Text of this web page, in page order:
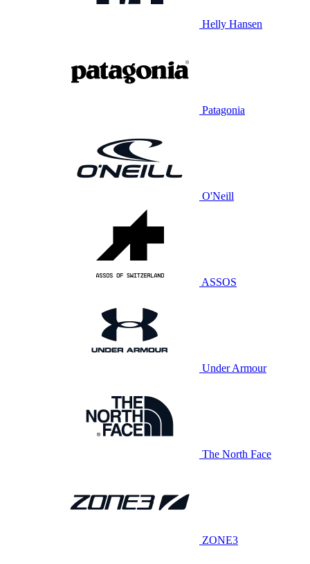
Helly Hansen
Patagonia
O'Neill
ASSOS
Under Armour
The North Face
ZONE3